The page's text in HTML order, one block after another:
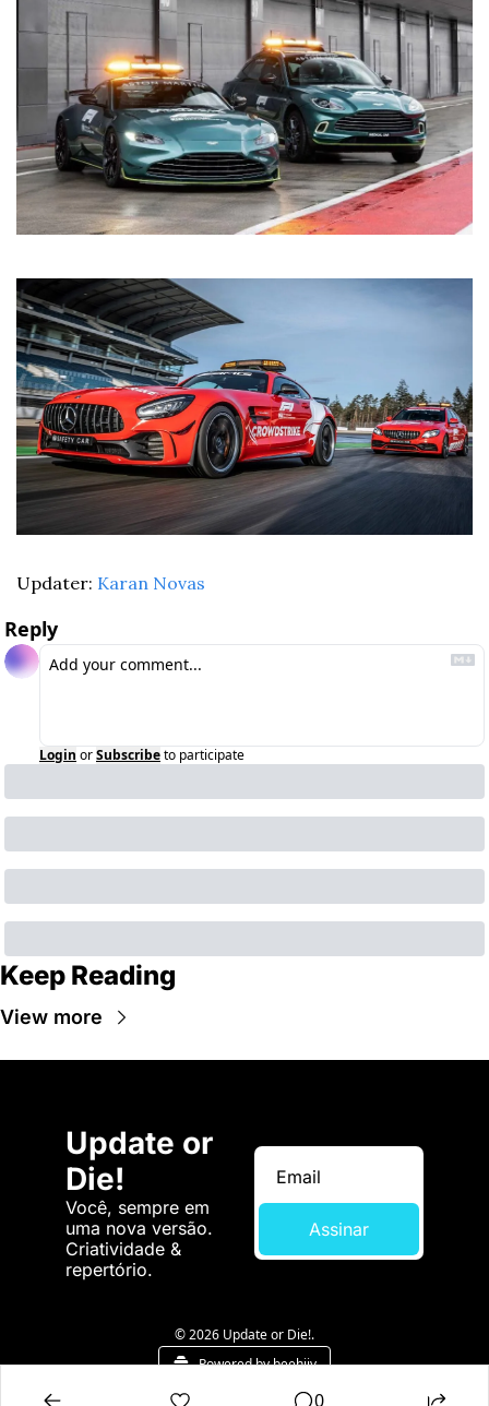
Updater: Karan Novas
Reply
Login orSubscribeto participate
Keep Reading
View more
Update or
Die!
Você, sempre em
uma nova versão.
Criatividade &
repertório.
Assinar
© 2026 Update or Die!.
Powered by beehiiv
0